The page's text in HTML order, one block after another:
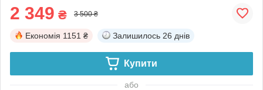
2 349 ₴ 3 500 ₴
Економія 1151 ₴ Залишилось 26 днів
Купити
або